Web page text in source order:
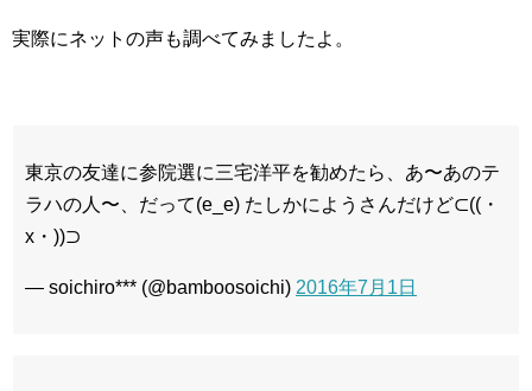
実際にネットの声も調べてみましたよ。
東京の友達に参院選に三宅洋平を勧めたら、あ〜あのテ
ラハの人〜、だって(e_e) たしかにようさんだけど⊂((・
x・))⊃
— soichiro*** (@bamboosoichi) 2016年7月1日